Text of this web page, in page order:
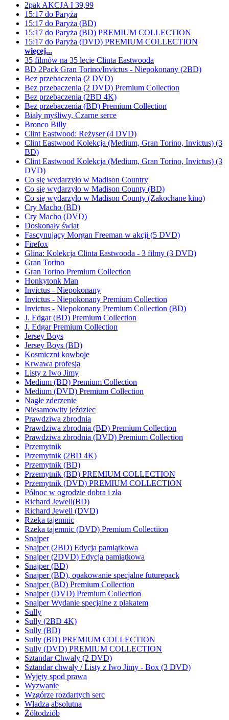
2pak AKCJA I 39,99
15:17 do Paryża
15:17 do Paryża (BD)
15:17 do Paryża (BD) PREMIUM COLLECTION
15:17 do Paryża (DVD) PREMIUM COLLECTION
więcej...
35 filmów na 35 lecie Clinta Eastwooda
BD 2Pack Gran Torino/Invictus - Niepokonany (2BD)
Bez przebaczenia (2 DVD)
Bez przebaczenia (2 DVD) Premium Collection
Bez przebaczenia (2BD 4K)
Bez przebaczenia (BD) Premium Collection
Biały myśliwy, Czarne serce
Bronco Billy
Clint Eastwood: Reżyser (4 DVD)
Clint Eastwood Kolekcja (Medium, Gran Torino, Invictus) (3
BD)
Clint Eastwood Kolekcja (Medium, Gran Torino, Invictus) (3
DVD)
Co się wydarzyło w Madison Country
Co się wydarzyło w Madison County (BD)
Co się wydarzyło w Madison County (Zakochane kino)
Cry Macho (BD)
Cry Macho (DVD)
Doskonały świat
Fascynujący Morgan Freeman w akcji (5 DVD)
Firefox
Glina: Kolekcja Clinta Eastwooda - 3 filmy (3 DVD)
Gran Torino
Gran Torino Premium Collection
Honkytonk Man
Invictus - Niepokonany
Invictus - Niepokonany Premium Collection
Invictus - Niepokonany Premium Collection (BD)
J. Edgar (BD) Premium Collection
J. Edgar Premium Collection
Jersey Boys
Jersey Boys (BD)
Kosmiczni kowboje
Krwawa profesja
Listy z Iwo Jimy
Medium (BD) Premium Collection
Medium (DVD) Premium Collection
Nagłe zderzenie
Niesamowity jeździec
Prawdziwa zbrodnia
Prawdziwa zbrodnia (BD) Premium Collection
Prawdziwa zbrodnia (DVD) Premium Collection
Przemytnik
Przemytnik (2BD 4K)
Przemytnik (BD)
Przemytnik (BD) PREMIUM COLLECTION
Przemytnik (DVD) PREMIUM COLLECTION
Północ w ogrodzie dobra i zła
Richard Jewell(BD)
Richard Jewell (DVD)
Rzeka tajemnic
Rzeka tajemnic (DVD) Premium Collectiion
Snajper
Snajper (2BD) Edycja pamiątkowa
Snajper (2DVD) Edycja pamiątkowa
Snajper (BD)
Snajper (BD), opakowanie specjalne futurepack
Snajper (BD) Premium Collection
Snajper (DVD) Premium Collection
Snajper Wydanie specjalne z plakatem
Sully
Sully (2BD 4K)
Sully (BD)
Sully (BD) PREMIUM COLLECTION
Sully (DVD) PREMIUM COLLECTION
Sztandar Chwały (2 DVD)
Sztandar chwały / Listy z Iwo Jimy - Box (3 DVD)
Wyjęty spod prawa
Wyzwanie
Wzgórze rozdartych serc
Władza absolutna
Żółtodziób